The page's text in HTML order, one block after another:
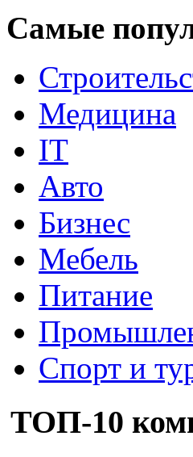
Самые
Медицина
IT
Авто
Бизнес
Мебель
Питание
Спорт и
ТОП-10